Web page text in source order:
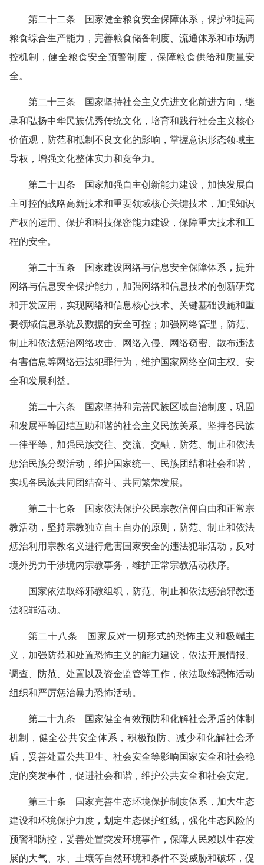
第二十二条 国家健全粮食安全保障体系，保护和提高
粮食综合生产能力，完善粮食储备制度、流通体系和市场调
控机制，健全粮食安全预警制度，保障粮食供给和质量安
全。
第二十三条 国家坚持社会主义先进文化前进方向，继
承和弘扬中华民族优秀传统文化，培育和践行社会主义核心
价值观，防范和抵制不良文化的影响，掌握意识形态领域主
导权，增强文化整体实力和竞争力。
第二十四条 国家加强自主创新能力建设，加快发展自
主可控的战略高新技术和重要领域核心关键技术，加强知识
产权的运用、保护和科技保密能力建设，保障重大技术和工
程的安全。
第二十五条 国家建设网络与信息安全保障体系，提升
网络与信息安全保护能力，加强网络和信息技术的创新研究
和开发应用，实现网络和信息核心技术、关键基础设施和重
要领域信息系统及数据的安全可控；加强网络管理，防范、
制止和依法惩治网络攻击、网络入侵、网络窃密、散布违法
有害信息等网络违法犯罪行为，维护国家网络空间主权、安
全和发展利益。
第二十六条 国家坚持和完善民族区域自治制度，巩固
和发展平等团结互助和谐的社会主义民族关系。坚持各民族
一律平等，加强民族交往、交流、交融，防范、制止和依法
惩治民族分裂活动，维护国家统一、民族团结和社会和谐，
实现各民族共同团结奋斗、共同繁荣发展。
第二十七条 国家依法保护公民宗教信仰自由和正常宗
教活动，坚持宗教独立自主自办的原则，防范、制止和依法
惩治利用宗教名义进行危害国家安全的违法犯罪活动，反对
境外势力干涉境内宗教事务，维护正常宗教活动秩序。
国家依法取缔邪教组织，防范、制止和依法惩治邪教违
法犯罪活动。
第二十八条 国家反对一切形式的恐怖主义和极端主
义，加强防范和处置恐怖主义的能力建设，依法开展情报、
调查、防范、处置以及资金监管等工作，依法取缔恐怖活动
组织和严厉惩治暴力恐怖活动。
第二十九条 国家健全有效预防和化解社会矛盾的体制
机制，健全公共安全体系，积极预防、减少和化解社会矛
盾，妥善处置公共卫生、社会安全等影响国家安全和社会稳
定的突发事件，促进社会和谐，维护公共安全和社会安定。
第三十条 国家完善生态环境保护制度体系，加大生态
建设和环境保护力度，划定生态保护红线，强化生态风险的
预警和防控，妥善处置突发环境事件，保障人民赖以生存发
展的大气、水、土壤等自然环境和条件不受威胁和破坏，促